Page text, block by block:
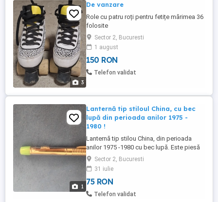
3
De vanzare
Role cu patru roți pentru fetițe mărimea 36
folosite
Sector 2, Bucuresti
1 august
150 RON
Telefon validat
1
Lanternă tip stiloul China, cu bec
lupă din perioada anilor 1975 -
1980 !
Lanternă tip stilou China, din perioada
anilor 1975 -1980 cu bec lupă. Este piesă
colecție ! Lanterna este funcțională, nu
prezintă deteriorări, sau zgârieturi, iar
alimentarea se face cu 2 baterii. Prețul
este de 75 lei, negociabil. Pentru detalii,
pot fi contactat telefonic, sau pe mail !
Sector 2, Bucuresti
31 iulie
75 RON
Telefon validat